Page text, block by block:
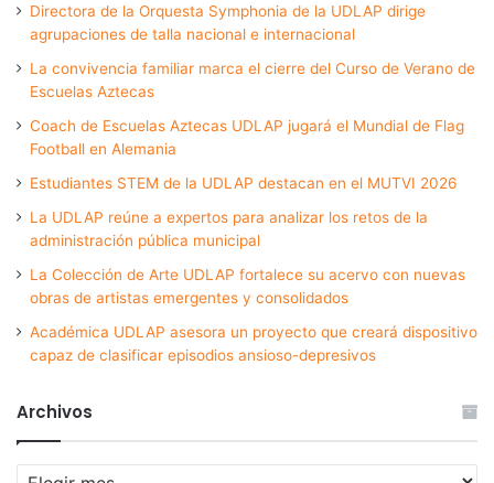
Directora de la Orquesta Symphonia de la UDLAP dirige
agrupaciones de talla nacional e internacional
La convivencia familiar marca el cierre del Curso de Verano de
Escuelas Aztecas
Coach de Escuelas Aztecas UDLAP jugará el Mundial de Flag
Football en Alemania
Estudiantes STEM de la UDLAP destacan en el MUTVI 2026
La UDLAP reúne a expertos para analizar los retos de la
administración pública municipal
La Colección de Arte UDLAP fortalece su acervo con nuevas
obras de artistas emergentes y consolidados
Académica UDLAP asesora un proyecto que creará dispositivo
capaz de clasificar episodios ansioso-depresivos
Archivos
Archivos